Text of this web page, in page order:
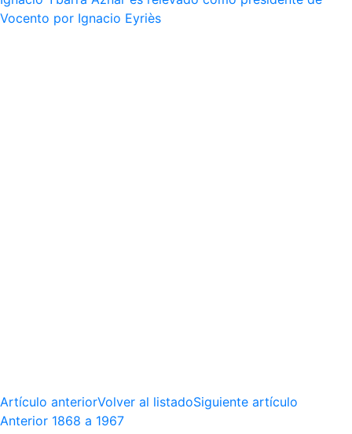
Vocento por Ignacio Eyriès
Artículo anteriorVolver al listadoSiguiente artículo
Anterior 1868 a 1967